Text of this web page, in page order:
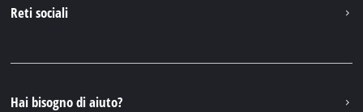
Einhell Germany AG
Reti sociali
Instagram
Hai bisogno di aiuto?